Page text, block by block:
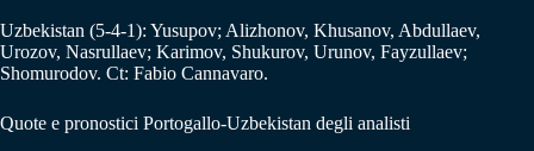
Uzbekistan (5-4-1): Yusupov; Alizhonov, Khusanov, Abdullaev,
Urozov, Nasrullaev; Karimov, Shukurov, Urunov, Fayzullaev;
Shomurodov. Ct: Fabio Cannavaro.
Quote e pronostici Portogallo-Uzbekistan degli analisti